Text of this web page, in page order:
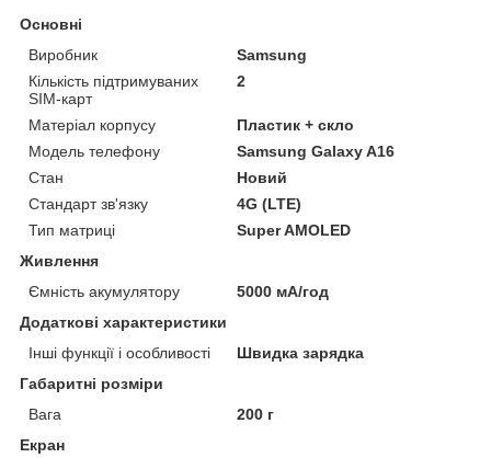
Основні
Виробник
Samsung
Кількість підтримуваних
SIM-карт
2
Матеріал корпусу
Пластик + скло
Модель телефону
Samsung Galaxy A16
Стан
Новий
Стандарт зв'язку
4G (LTE)
Тип матриці
Super AMOLED
Живлення
Ємність акумулятору
5000 мА/год
Додаткові характеристики
Інші функції і особливості
Швидка зарядка
Габаритні розміри
Вага
200 г
Екран